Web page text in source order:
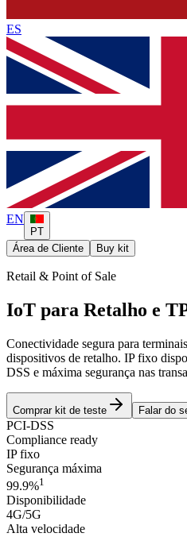
ES
EN
PT
Área de Cliente
Buy kit
Retail & Point of Sale
IoT para Retalho e
Conectividade segura para
dispositivos de retalho. IP fixo
DSS e máxima segurança nas
Comprar kit de teste Falar do
PCI-DSS
Compliance ready
IP fixo
Segurança máxima
99.9%1
Disponibilidade
4G/5G
Alta velocidade